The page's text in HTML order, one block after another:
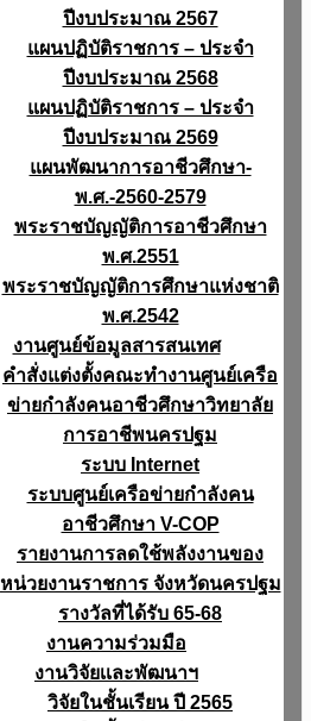
ปีงบประมาณ 2567
แผนปฏิบัติราชการ – ประจำ
ปีงบประมาณ 2568
แผนปฏิบัติราชการ – ประจำ
ปีงบประมาณ 2569
แผนพัฒนาการอาชีวศึกษา-
พ.ศ.-2560-2579
พระราชบัญญัติการอาชีวศึกษา
พ.ศ.2551
พระราชบัญญัติการศึกษาแห่งชาติ
พ.ศ.2542
งานศูนย์ข้อมูลสารสนเทศ
คำสั่งแต่งตั้งคณะทำงานศูนย์เครือ
ข่ายกำลังคนอาชีวศึกษาวิทยาลัย
การอาชีพนครปฐม
ระบบ Internet
ระบบศูนย์เครือข่ายกำลังคน
อาชีวศึกษา V-COP
รายงานการลดใช้พลังงานของ
หน่วยงานราชการ จังหวัดนครปฐม
รางวัลที่ได้รับ 65-68
งานความร่วมมือ
งานวิจัยเเละพัฒนาฯ
วิจัยในชั้นเรียน ปี 2565